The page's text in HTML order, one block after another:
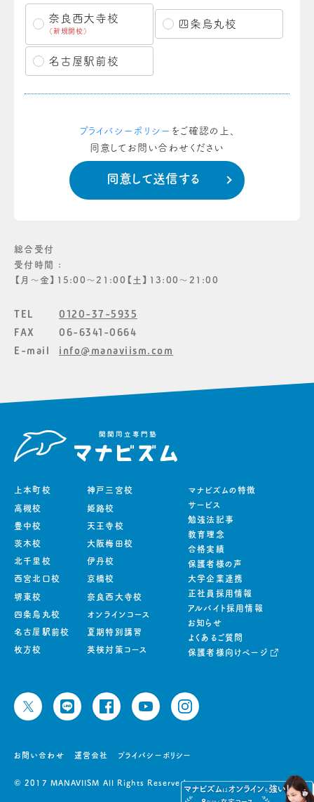
奈良西大寺校
（新規開校）
四条烏丸校
名古屋駅前校
プライバシーポリシー をご確認の上、
同意してお問い合わせください
総合受付
受付時間 :
【月〜金】15:00〜21:00【土】13:00〜21:00
TEL
0120-37-5935
FAX
06-6341-0664
E-mail
info@manaviism.com
上本町校
高槻校
豊中校
茨木校
北千里校
西宮北口校
堺東校
四条烏丸校
名古屋駅前校
枚方校
神戸三宮校
姫路校
天王寺校
大阪梅田校
伊丹校
京橋校
奈良西大寺校
オンラインコース
夏期特別講習
英検対策コース
マナビズムの特徴
サービス
勉強法記事
教育理念
合格実績
保護者様の声
大学企業連携
正社員採用情報
アルバイト採用情報
お知らせ
よくあるご質問
保護者様向けページ
お問い合わせ 運営会社 プライバシーポリシー
© 2017 MANAVIISM All Rights Reserved.